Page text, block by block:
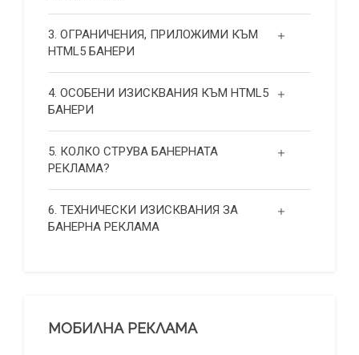
3. ОГРАНИЧЕНИЯ, ПРИЛОЖИМИ КЪМ
HTML5 БАНЕРИ
4. ОСОБЕНИ ИЗИСКВАНИЯ КЪМ HTML5
БАНЕРИ
5. КОЛКО СТРУВА БАНЕРНАТА
РЕКЛАМА?
6. ТЕХНИЧЕСКИ ИЗИСКВАНИЯ ЗА
БАНЕРНА РЕКЛАМА
МОБИЛНА РЕКЛАМА